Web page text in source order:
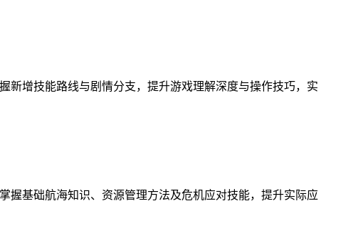
新增技能路线与剧情分支，提升游戏理解深度与操作技巧，实
握基础航海知识、资源管理方法及危机应对技能，提升实际应